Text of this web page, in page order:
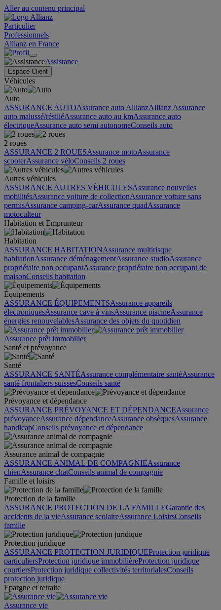
Aller au contenu principal
Particulier
Professionnels
Allianz en France
Assistance
Espace Client
Véhicules
Auto
ASSURANCE AUTOAssurance auto AllianzAllianz Assurance
auto malussé/résiliéAssurance auto au kmAssurance auto
électriqueAssurance auto semi autonomeConseils auto
2 roues
ASSURANCE 2 ROUESAssurance motoAssurance
scooterAssurance véloConseils 2 roues
Autres véhicules
ASSURANCE AUTRES VÉHICULESAssurance nouvelles
mobilitésAssurance voiture de collectionAssurance voiture sans
permisAssurance camping-carAssurance quadAssurance
motoculteur
Habitation et Emprunteur
Habitation
ASSURANCE HABITATIONAssurance multirisque
habitationAssurance déménagementAssurance studioAssurance
propriétaire non occupantAssurance propriétaire non occupant de
maisonConseils habitation
Équipements
ASSURANCE ÉQUIPEMENTSAssurance appareils
électroniquesAssurance cave à vinsAssurance piscineAssurance
énergies renouvelablesAssurance des objets du quotidien
Assurance prêt immobilier
Santé et prévoyance
Santé
ASSURANCE SANTÉAssurance complémentaire santéAssurance
santé frontaliers suissesConseils santé
Prévoyance et dépendance
ASSURANCE PRÉVOYANCE ET DÉPENDANCEAssurance
prévoyanceAssurance dépendanceAssurance obsèquesAssurance
handicapConseils prévoyance et dépendance
Assurance animal de compagnie
ASSURANCE ANIMAL DE COMPAGNIEAssurance
chienAssurance chatConseils animal de compagnie
Famille et loisirs
Protection de la famille
ASSURANCE PROTECTION DE LA FAMILLEGarantie des
accidents de la vieAssurance scolaireAssurance LoisirsConseils
famille
Protection juridique
ASSURANCE PROTECTION JURIDIQUEProtection juridique
particuliersProtection juridique immobilièreProtection juridique
courtiersProtection juridique collectivités territorialesConseils
protection juridique
Epargne et retraite
Assurance vie